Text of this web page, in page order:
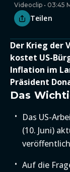
Videoclip • 03:45
Teilen
Der Krieg der
kostet US-
Inflation im
Präsident
Das
Das US-
(10. Juni)
Auf die